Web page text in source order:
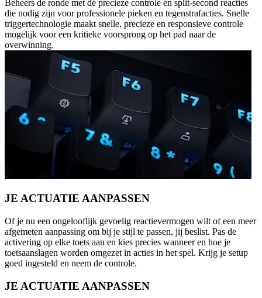
Beheers de ronde met de precieze controle en split-second reacties
die nodig zijn voor professionele pieken en tegenstrafacties. Snelle
triggertechnologie maakt snelle, precieze en responsieve controle
mogelijk voor een kritieke voorsprong op het pad naar de
overwinning.
JE ACTUATIE AANPASSEN
Of je nu een ongelooflijk gevoelig reactievermogen wilt of een meer
afgemeten aanpassing om bij je stijl te passen, jij beslist. Pas de
activering op elke toets aan en kies precies wanneer en hoe je
toetsaanslagen worden omgezet in acties in het spel. Krijg je setup
goed ingesteld en neem de controle.
JE ACTUATIE AANPASSEN